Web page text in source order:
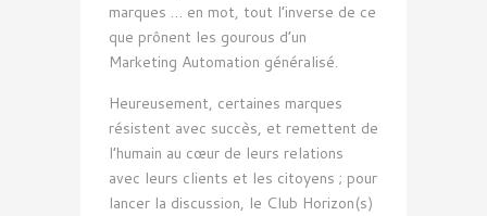
marques … en mot, tout l’inverse de ce
que prônent les gourous d’un
Marketing Automation généralisé.
Heureusement, certaines marques
résistent avec succès, et remettent de
l’humain au cœur de leurs relations
avec leurs clients et les citoyens ; pour
lancer la discussion, le Club Horizon(s)